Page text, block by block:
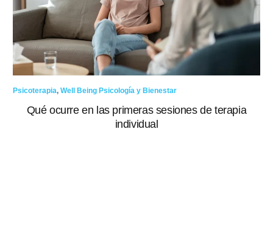
Psicoterapia, Well Being Psicología y Bienestar
Qué ocurre en las primeras sesiones de terapia
individual